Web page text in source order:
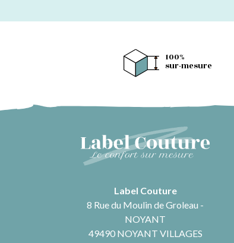
100%
sur-mesure
Label Couture
8 Rue du Moulin de Groleau -
NOYANT
49490 NOYANT VILLAGES